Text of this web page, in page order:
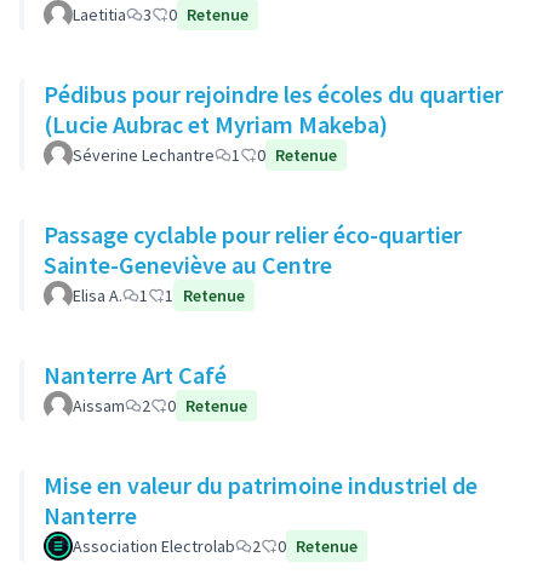
Laetitia 3 0 Retenue
Pédibus pour rejoindre les écoles du quartier
(Lucie Aubrac et Myriam Makeba)
Séverine Lechantre 1 0 Retenue
Passage cyclable pour relier éco-quartier
Sainte-Geneviève au Centre
Elisa A. 1 1 Retenue
Nanterre Art Café
Aissam 2 0 Retenue
Mise en valeur du patrimoine industriel de
Nanterre
Association Electrolab 2 0 Retenue